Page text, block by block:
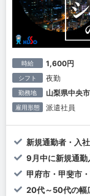
時給 1,600円
シフト 夜勤
勤務地 山梨県中央
雇用形態 派遣社員
新規通勤者・入
9月中に新規通勤
甲府市・甲斐市
20代～50代の幅